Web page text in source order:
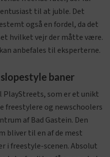
til at juble. Det
også en fordel, da det
hvilket vejr der måtte være.
anbefales til eksperterne.
baner
PlayStreets, som er et unikt
freestylere og newschoolers
af Bad Gastein. Den
bliver til en af ​​de mest
i freestyle-scenen. Absolut